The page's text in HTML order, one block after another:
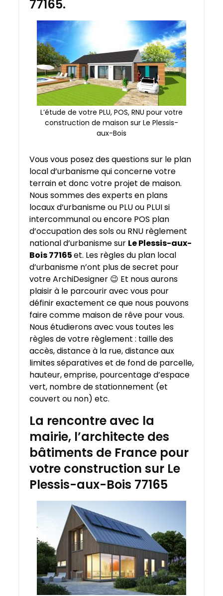
77165.
L’étude de votre PLU, POS, RNU pour votre
construction de maison sur Le Plessis-
aux-Bois
Vous vous posez des questions sur le plan
local d’urbanisme qui concerne votre
terrain et donc votre projet de maison.
Nous sommes des experts en plans
locaux d’urbanisme ou PLU ou PLUI si
intercommunal ou encore POS plan
d’occupation des sols ou RNU règlement
national d’urbanisme sur Le Plessis-aux-
Bois 77165et. Les règles du plan local
d’urbanisme n’ont plus de secret pour
votre ArchiDesigner 😉 Et nous aurons
plaisir à le parcourir avec vous pour
définir exactement ce que nous pouvons
faire comme maison de rêve pour vous.
Nous étudierons avec vous toutes les
règles de votre règlement : taille des
accès, distance à la rue, distance aux
limites séparatives et de fond de parcelle,
hauteur, emprise, pourcentage d’espace
vert, nombre de stationnement (et
couvert ou non) etc.
La rencontre avec la
mairie, l’architecte des
bâtiments de France pour
votre construction sur Le
Plessis-aux-Bois 77165